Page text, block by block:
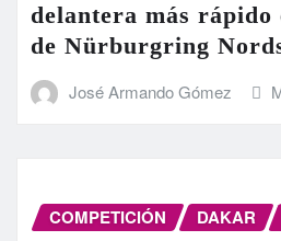
delantera más
de Nürburgring
José Armando Gómez
COMPETICIÓN DAKAR